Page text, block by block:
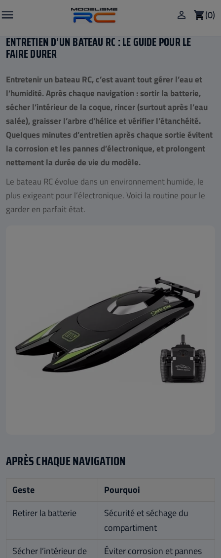
 shopping_cart(0)

ENTRETIEN D’UN BATEAU RC : LE GUIDE POUR LE
FAIRE DURER
Entretenir un bateau RC, c’est avant tout gérer l’eau et
l’humidité. Après chaque navigation : sortir la batterie,
sécher l’intérieur de la coque, rincer (surtout après l’eau
salée), graisser l’arbre d’hélice et vérifier l’étanchéité.
Quelques minutes d’entretien après chaque sortie évitent
la corrosion et les pannes d’électronique, et prolongent
nettement la durée de vie du modèle.
Le bateau RC évolue dans un environnement humide, le
plus exigeant pour l’électronique. Voici la routine pour le
garder en parfait état.
APRÈS CHAQUE NAVIGATION
Geste
Pourquoi
Retirer la batterie
Sécurité et séchage du
compartiment
Sécher l’intérieur de
Éviter corrosion et pannes